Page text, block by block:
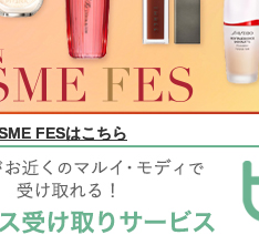
FESはこちら